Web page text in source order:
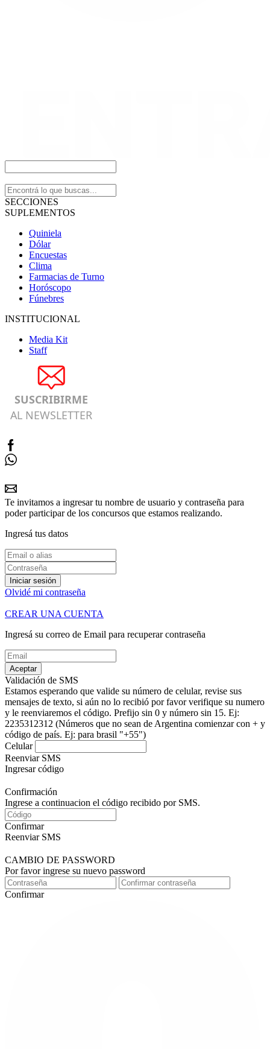
SECCIONES
SUPLEMENTOS
Quiniela
Dólar
Encuestas
Clima
Farmacias de Turno
Horóscopo
Fúnebres
INSTITUCIONAL
Media Kit
Staff
SUSCRIBIRME
AL NEWSLETTER
Te invitamos a ingresar tu nombre de usuario y contraseña para
poder participar de los concursos que estamos realizando.
Ingresá tus datos
Iniciar sesión
Olvidé mi contraseña
CREAR UNA CUENTA
Ingresá su correo de Email para recuperar contraseña
Aceptar
Validación de SMS
Estamos esperando que valide su número de celular, revise sus
mensajes de texto, si aún no lo recibió por favor verifique su numero
y le reenviaremos el código. Prefijo sin 0 y número sin 15. Ej:
2235312312 (Números que no sean de Argentina comienzar con + y
código de país. Ej: para brasil "+55")
Celular
Reenviar SMS
Ingresar código
Confirmación
Ingrese a continuacion el código recibido por SMS.
Confirmar
Reenviar SMS
CAMBIO DE PASSWORD
Por favor ingrese su nuevo password
Confirmar